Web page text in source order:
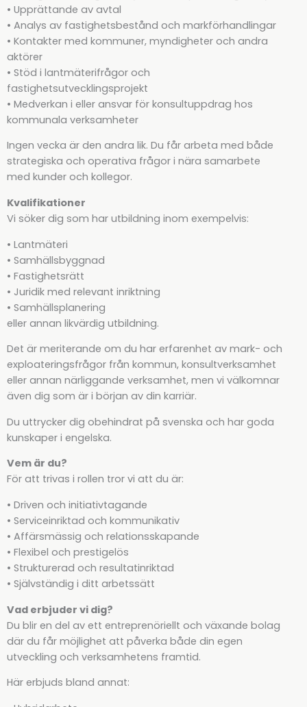
• Upprättande av avtal
• Analys av fastighetsbestånd och markförhandlingar
• Kontakter med kommuner, myndigheter och andra
aktörer
• Stöd i lantmäterifrågor och
fastighetsutvecklingsprojekt
• Medverkan i eller ansvar för konsultuppdrag hos
kommunala verksamheter
Ingen vecka är den andra lik. Du får arbeta med både
strategiska och operativa frågor i nära samarbete
med kunder och kollegor.
Kvalifikationer
Vi söker dig som har utbildning inom exempelvis:
• Lantmäteri
• Samhällsbyggnad
• Fastighetsrätt
• Juridik med relevant inriktning
• Samhällsplanering
eller annan likvärdig utbildning.
Det är meriterande om du har erfarenhet av mark- och
exploateringsfrågor från kommun, konsultverksamhet
eller annan närliggande verksamhet, men vi välkomnar
även dig som är i början av din karriär.
Du uttrycker dig obehindrat på svenska och har goda
kunskaper i engelska.
Vem är du?
För att trivas i rollen tror vi att du är:
• Driven och initiativtagande
• Serviceinriktad och kommunikativ
• Affärsmässig och relationsskapande
• Flexibel och prestigelös
• Strukturerad och resultatinriktad
• Självständig i ditt arbetssätt
Vad erbjuder vi dig?
Du blir en del av ett entreprenöriellt och växande bolag
där du får möjlighet att påverka både din egen
utveckling och verksamhetens framtid.
Här erbjuds bland annat: